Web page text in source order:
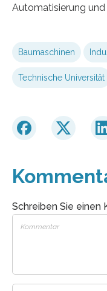
Automatisierung
Baumaschinen
Technische Universität
Schreiben Sie einen